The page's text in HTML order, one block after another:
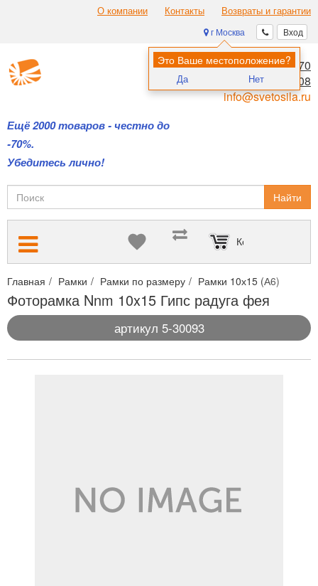
О компании Контакты Возвраты и гарантии
Вход
г Москва
Это Ваше местоположение?
Да Нет
Ещё 2000 товаров - честно до
-70%.
Убедитесь лично!
8 (495) 970-00-70
8 (800) 700-11-08
info@svetosila.ru
Найти
Корзина пуста
Главная Рамки Рамки по размеру Рамки 10х15 (А6)
Фоторамка Nnm 10x15 Гипс радуга фея
артикул 5-30093